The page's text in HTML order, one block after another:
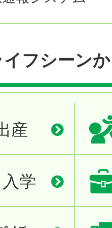
イフシーン
産
学